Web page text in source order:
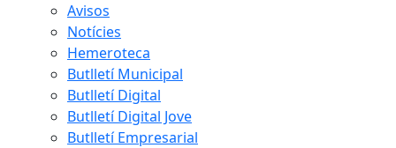
Avisos
Notícies
Hemeroteca
Butlletí Municipal
Butlletí Digital
Butlletí Digital Jove
Butlletí Empresarial